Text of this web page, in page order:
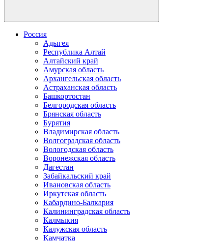
Россия
Адыгея
Республика Алтай
Алтайский край
Амурская область
Архангельская область
Астраханская область
Башкортостан
Белгородская область
Брянская область
Бурятия
Владимирская область
Волгоградская область
Вологодская область
Воронежская область
Дагестан
Забайкальский край
Ивановская область
Иркутская область
Кабардино-Балкария
Калининградская область
Калмыкия
Калужская область
Камчатка